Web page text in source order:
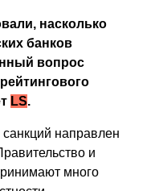
насколько
банков
вопрос
LS.
направлен
и
много